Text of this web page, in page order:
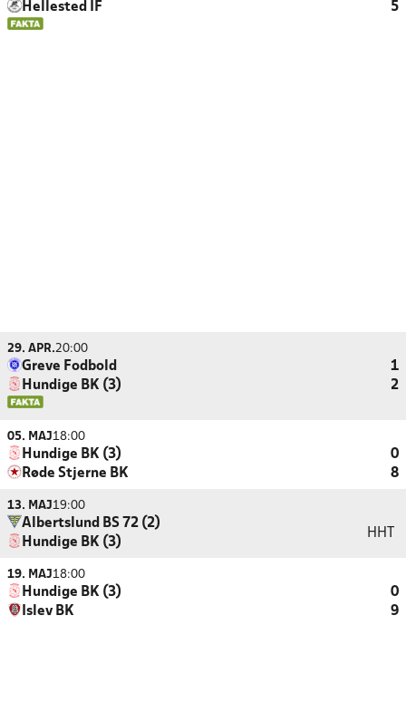
Hellested IF
5
29. APR.20:00
Greve Fodbold
1
Hundige BK (3)
2
05. MAJ18:00
Hundige BK (3)
0
Røde Stjerne BK
8
13. MAJ19:00
Albertslund BS 72 (2)
Hundige BK (3)
HHT
19. MAJ18:00
Hundige BK (3)
0
Islev BK
9